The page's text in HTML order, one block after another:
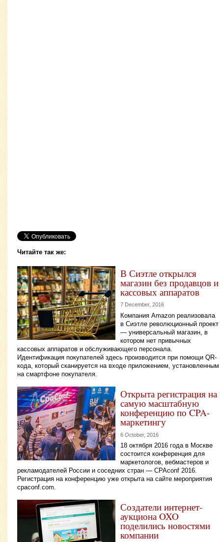
Читайте так же:
В Сиэтле открылся
магазин без продавцов и
кассовых аппаратов
7 December, 2016
Компания Amazon реализовала
в Сиэтле революционный проект
— универсальный магазин, в
котором нет привычных
кассовых аппаратов и обслуживающего персонала.
Идентификация покупателей здесь производится при помощи QR-
кода, который сканируется на входе приложением, установленным
на смартфоне покупателя.
Открыта регистрация на
самую масштабную
конференцию по CPA-
маркетингу
6 October, 2016
18 октября 2016 года в Москве
состоится конференция для
маркетологов, вебмастеров и
рекламодателей России и соседних стран — CPAconf 2016.
Регистрация на конференцию уже открыта на сайте мероприятия
cpaconf.com.
Создатели интернет-
аукциона OXO
поделились новостями
компании